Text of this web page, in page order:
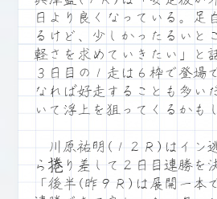
日より良くなっている。足
るけど、少しかったるいと
軽さを求めていきたい」と
３日目の１走は６枠で登場
なれば好走することも多い
いて浮上を狙ってくるかも
川原祐明(１２Ｒ)はイン
ら捲り差して２日目連勝を
「後半(昨９Ｒ)は展開一本